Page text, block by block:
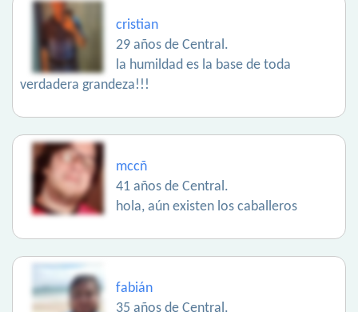
cristian
29 años de Central.
la humildad es la base de toda
verdadera grandeza!!!
mccñ
41 años de Central.
hola, aún existen los caballeros
fabián
35 años de Central.